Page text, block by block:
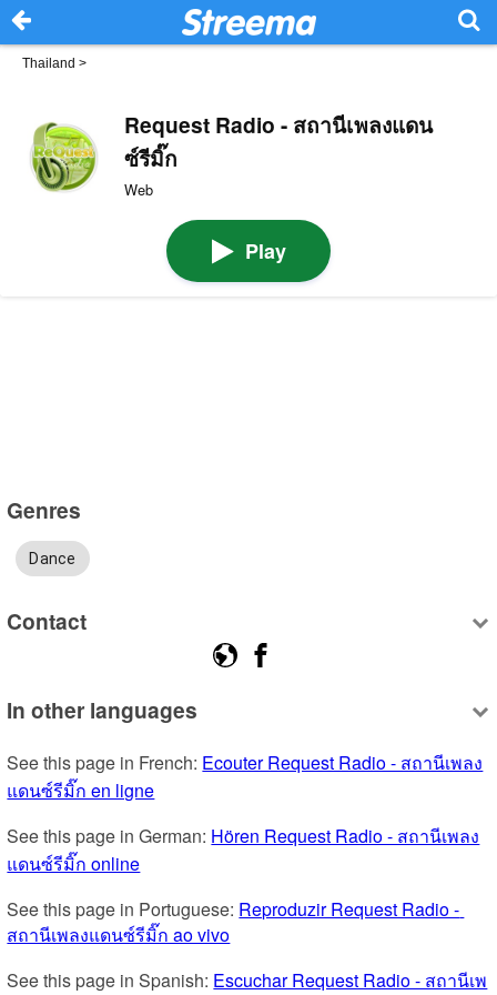
Thailand >
Request Radio - สถานีเพลงแดน
ซ์รีมิ๊ก
Web
Play
Genres
Dance
Contact
In other languages
See this page in French: Ecouter Request Radio - สถานีเพลง
แดนซ์รีมิ๊ก en ligne
See this page in German: Hören Request Radio - สถานีเพลง
แดนซ์รีมิ๊ก online
See this page in Portuguese: Reproduzir Request Radio -
สถานีเพลงแดนซ์รีมิ๊ก ao vivo
See this page in Spanish: Escuchar Request Radio - สถานีเพ